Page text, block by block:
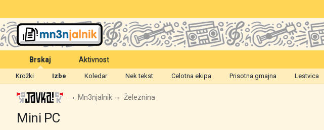
Brskaj
Krožki Izbe Koledar Nek tekst Celotna ekipa Prisotna gmajna Lestvica
Aktivnost
Mn3njalnik Železnina
Mini PC